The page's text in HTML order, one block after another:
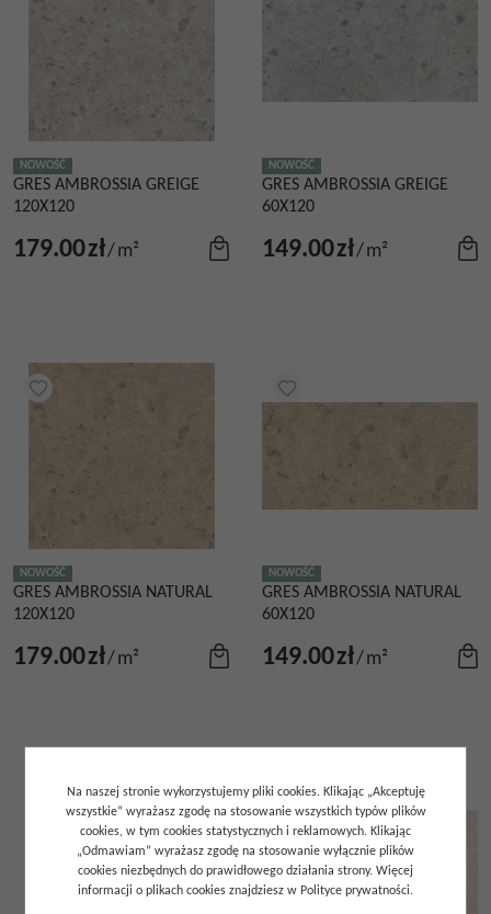
NOWOŚĆ
GRES AMBROSSIA GREIGE
120X120
179.00zł/m²
NOWOŚĆ
GRES AMBROSSIA GREIGE
60X120
149.00zł/m²
NOWOŚĆ
GRES AMBROSSIA NATURAL
120X120
179.00zł/m²
NOWOŚĆ
GRES AMBROSSIA NATURAL
60X120
149.00zł/m²
Na naszej stronie wykorzystujemy pliki cookies. Klikając „Akceptuję
wszystkie” wyrażasz zgodę na stosowanie wszystkich typów plików
cookies, w tym cookies statystycznych i reklamowych. Klikając
„Odmawiam” wyrażasz zgodę na stosowanie wyłącznie plików
cookies niezbędnych do prawidłowego działania strony. Więcej
informacji o plikach cookies znajdziesz w Polityce prywatności.